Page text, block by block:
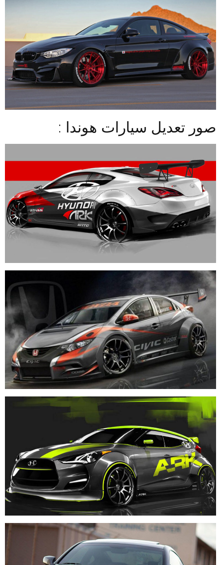
صور تعديل سيارات هوندا :